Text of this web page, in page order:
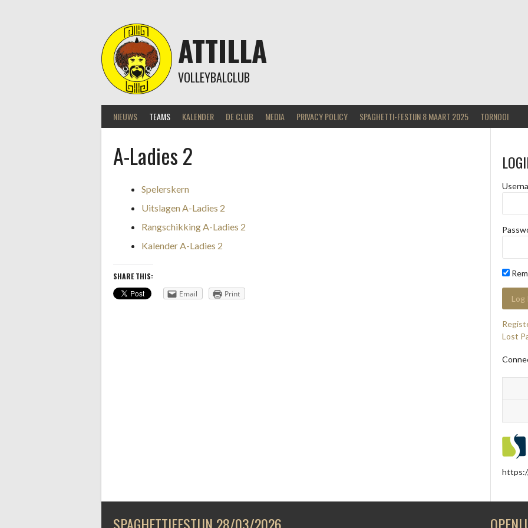
ATTILLA
VOLLEYBALCLUB
NIEUWS TEAMS KALENDER DE CLUB MEDIA PRIVACY POLICY SPAGHETTI-FESTIJN 8 MAART 2025 TORNOOI
A-Ladies 2
Spelerskern
Uitslagen A-Ladies 2
Rangschikking A-Ladies 2
Kalender A-Ladies 2
SHARE THIS:
Email
Print
Lost
SPAGHETTIFESTIJN 28/03/2026